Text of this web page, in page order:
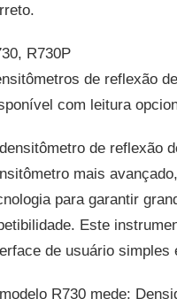
R730P
de reflexão
com leitura
de reflexão
mais
para garantir
Este
de usuário simples
R730 mede: